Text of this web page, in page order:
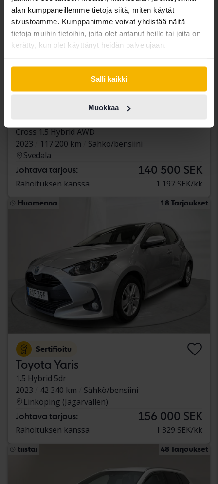
alan kumppaneillemme tietoja siitä, miten käytät
sivustoamme. Kumppanimme voivat yhdistää näitä
tietoja muihin tietoihin, joita olet antanut heille tai joita on
kerätty, kun olet käyttänyt heidän palvelujaan.
Salli kaikki
Muokkaa
Cross 1.5 Hybrid AWD
2023
117 200 km
Sähkö/bensiini
Svedala
Johtava tarjous: 140 500 SEK
Rahoituksen kanssa 1 197 SEK/kk
Huomenna 18 Tarjoukset
Sertifioitu
Toyota Yaris
1.5 Hybrid 5dr
2023
42 340 km
Sähkö/bensiini
Linköping (Jägarvallen)
Johtava tarjous: 156 000 SEK
Rahoituksen kanssa 1 329 SEK/kk
tiistai 48 Tarjoukset